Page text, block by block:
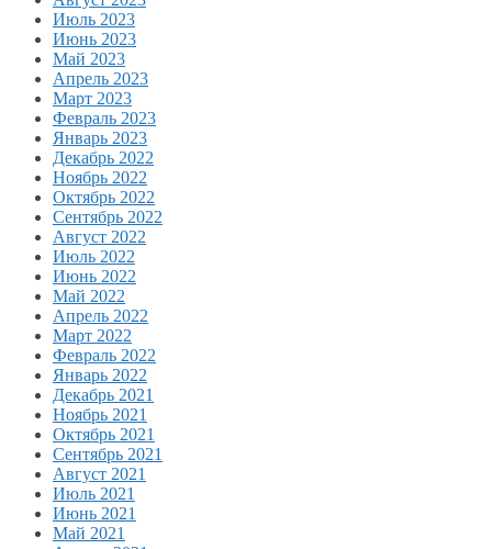
Июль 2023
Июнь 2023
Май 2023
Апрель 2023
Март 2023
Февраль 2023
Январь 2023
Декабрь 2022
Ноябрь 2022
Октябрь 2022
Сентябрь 2022
Август 2022
Июль 2022
Июнь 2022
Май 2022
Апрель 2022
Март 2022
Февраль 2022
Январь 2022
Декабрь 2021
Ноябрь 2021
Октябрь 2021
Сентябрь 2021
Август 2021
Июль 2021
Июнь 2021
Май 2021